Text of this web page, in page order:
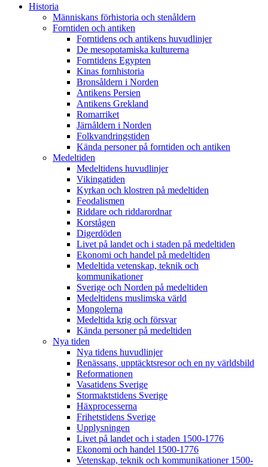
Historia
Människans förhistoria och stenåldern
Forntiden och antiken
Forntidens och antikens huvudlinjer
De mesopotamiska kulturerna
Forntidens Egypten
Kinas fornhistoria
Bronsåldern i Norden
Antikens Persien
Antikens Grekland
Romarriket
Järnåldern i Norden
Folkvandringstiden
Kända personer på forntiden och antiken
Medeltiden
Medeltidens huvudlinjer
Vikingatiden
Kyrkan och klostren på medeltiden
Feodalismen
Riddare och riddarordnar
Korstågen
Digerdöden
Livet på landet och i staden på medeltiden
Ekonomi och handel på medeltiden
Medeltida vetenskap, teknik och
kommunikationer
Sverige och Norden på medeltiden
Medeltidens muslimska värld
Mongolerna
Medeltida krig och försvar
Kända personer på medeltiden
Nya tiden
Nya tidens huvudlinjer
Renässans, upptäcktsresor och en ny världsbild
Reformationen
Vasatidens Sverige
Stormaktstidens Sverige
Häxprocesserna
Frihetstidens Sverige
Upplysningen
Livet på landet och i staden 1500-1776
Ekonomi och handel 1500-1776
Vetenskap, teknik och kommunikationer 1500-